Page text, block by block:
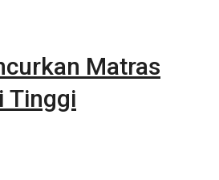
Matras
Tinggi